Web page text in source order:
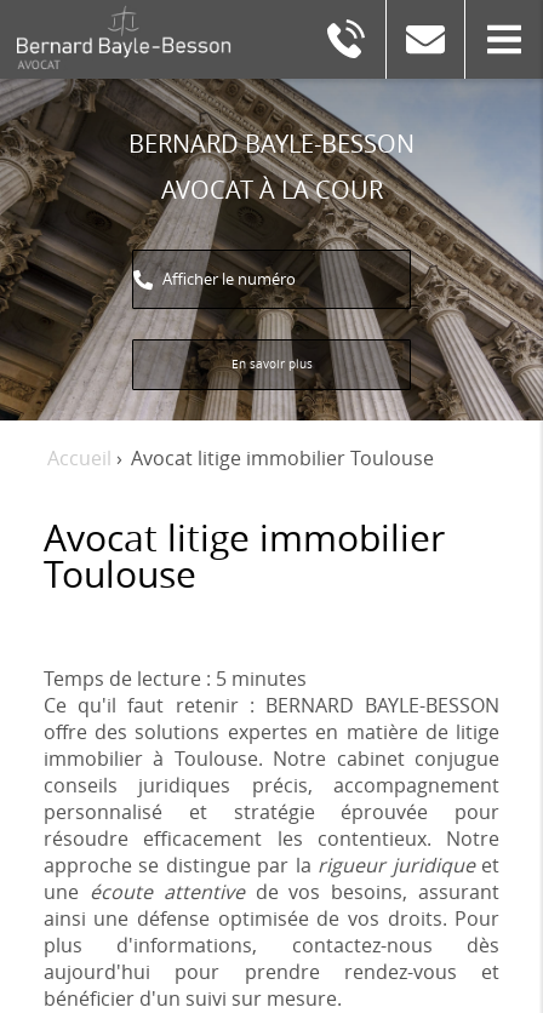
BERNARD
BAYLE-
BESSON
BERNARD BAYLE-BESSON
AVOCAT À LA COUR
Afficher le numéro
En savoir plus
Accueil › Avocat litige immobilier Toulouse
Avocat litige immobilier
Toulouse
Temps de lecture : 5 minutes
Ce qu'il faut retenir : BERNARD BAYLE-BESSON
offre des solutions expertes en matière de litige
immobilier à Toulouse. Notre cabinet conjugue
conseils juridiques précis, accompagnement
personnalisé et stratégie éprouvée pour
résoudre efficacement les contentieux. Notre
approche se distingue par la rigueur juridiqueet
une écoute attentivede vos besoins, assurant
ainsi une défense optimisée de vos droits. Pour
plus d'informations, contactez-nous dès
aujourd'hui pour prendre rendez-vous et
bénéficier d'un suivi sur mesure.